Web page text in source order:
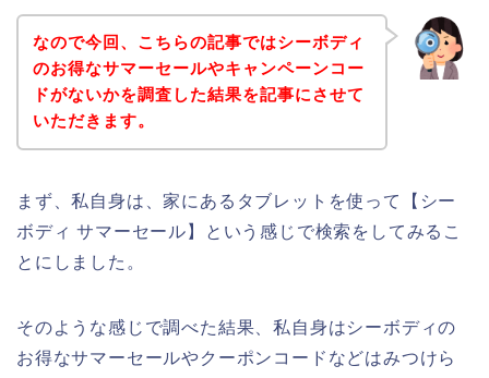
なので今回、こちらの記事ではシーボディ
のお得なサマーセールやキャンペーンコー
ドがないかを調査した結果を記事にさせて
いただきます。
まず、私自身は、家にあるタブレットを使って【シー
ボディ サマーセール】という感じで検索をしてみるこ
とにしました。
そのような感じで調べた結果、私自身はシーボディの
お得なサマーセールやクーポンコードなどはみつけら